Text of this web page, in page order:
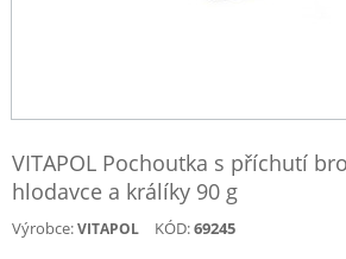
VITAPOL Pochoutka s příchutí
hlodavce a králíky 90 g
Výrobce:VITAPOL KÓD:69245